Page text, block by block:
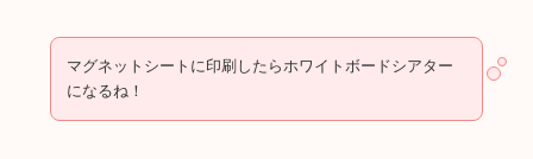
マグネットシートに印刷したらホワイトボードシアター
になるね！